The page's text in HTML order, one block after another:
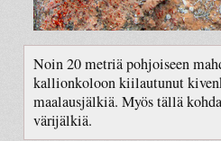
Noin 20 metriä pohjoiseen
kallionkoloon kiilautunut
maalausjälkiä. Myös tällä
värijälkiä.